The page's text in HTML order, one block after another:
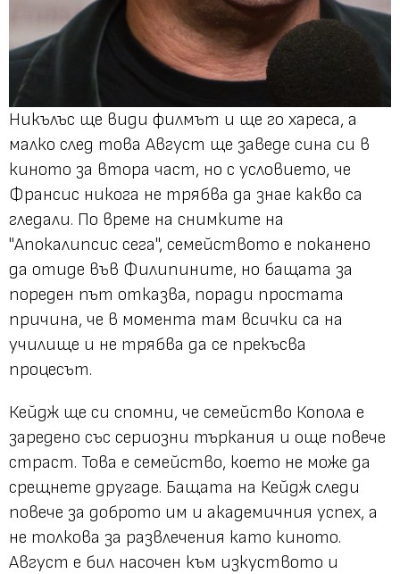
Никълъс ще види филмът и ще го хареса, а
малко след това Август ще заведе сина си в
киното за втора част, но с условието, че
Франсис никога не трябва да знае какво са
гледали. По време на снимките на
"Апокалипсис сега", семейството е поканено
да отиде във Филипините, но бащата за
пореден път отказва, поради простата
причина, че в момента там всички са на
училище и не трябва да се прекъсва
процесът.
Кейдж ще си спомни, че семейство Копола е
заредено със сериозни търкания и още повече
страст. Това е семейство, което не може да
срещнете другаде. Бащата на Кейдж следи
повече за доброто им и академичния успех, а
не толкова за развлечения като киното.
Август е бил насочен към изкуството и